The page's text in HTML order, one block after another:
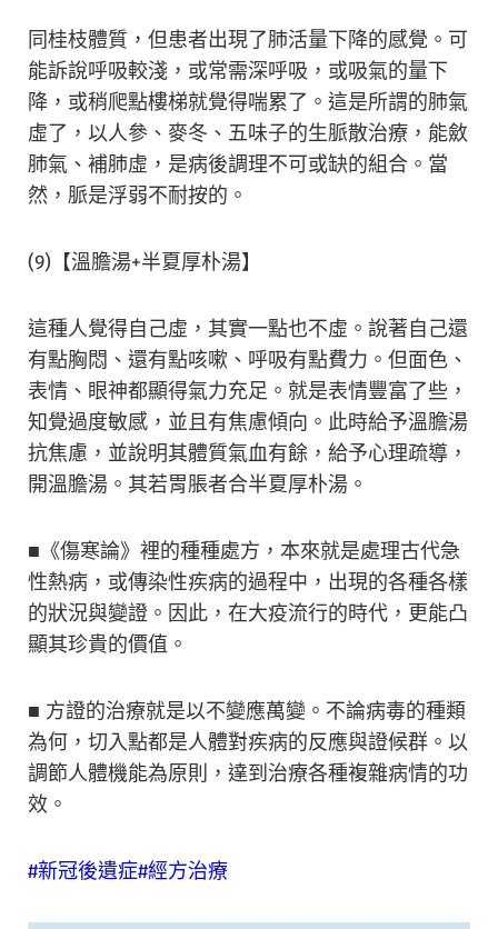
同桂枝體質，但患者出現了肺活量下降的感覺。可
能訴說呼吸較淺，或常需深呼吸，或吸氣的量下
降，或稍爬點樓梯就覺得喘累了。這是所謂的肺氣
虛了，以人參、麥冬、五味子的生脈散治療，能斂
肺氣、補肺虛，是病後調理不可或缺的組合。當
然，脈是浮弱不耐按的。
(9)【溫膽湯+半夏厚朴湯】
這種人覺得自己虛，其實一點也不虛。說著自己還
有點胸悶、還有點咳嗽、呼吸有點費力。但面色、
表情、眼神都顯得氣力充足。就是表情豐富了些，
知覺過度敏感，並且有焦慮傾向。此時給予溫膽湯
抗焦慮，並說明其體質氣血有餘，給予心理疏導，
開溫膽湯。其若胃脹者合半夏厚朴湯。
■《傷寒論》裡的種種處方，本來就是處理古代急
性熱病，或傳染性疾病的過程中，出現的各種各樣
的狀況與變證。因此，在大疫流行的時代，更能凸
顯其珍貴的價值。
■ 方證的治療就是以不變應萬變。不論病毒的種類
為何，切入點都是人體對疾病的反應與證候群。以
調節人體機能為原則，達到治療各種複雜病情的功
效。
#新冠後遺症#經方治療